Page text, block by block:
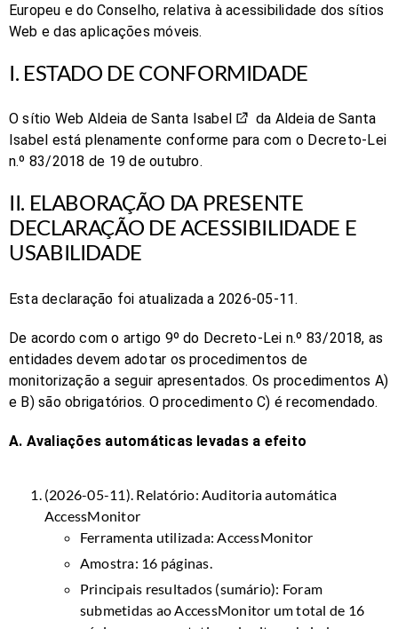
Europeu e do Conselho, relativa à acessibilidade dos sítios
Web e das aplicações móveis.
I. ESTADO DE CONFORMIDADE
O sítio Web Aldeia de Santa Isabel da Aldeia de Santa
Isabel está plenamente conforme para com o Decreto-Lei
n.º 83/2018 de 19 de outubro.
II. ELABORAÇÃO DA PRESENTE
DECLARAÇÃO DE ACESSIBILIDADE E
USABILIDADE
Esta declaração foi atualizada a 2026-05-11.
De acordo com o artigo 9º do Decreto-Lei n.º 83/2018, as
entidades devem adotar os procedimentos de
monitorização a seguir apresentados. Os procedimentos A)
e B) são obrigatórios. O procedimento C) é recomendado.
A. Avaliações automáticas levadas a efeito
(2026-05-11). Relatório: Auditoria automática
AccessMonitor
Ferramenta utilizada: AccessMonitor
Amostra: 16 páginas.
Principais resultados (sumário): Foram
submetidas ao AccessMonitor um total de 16